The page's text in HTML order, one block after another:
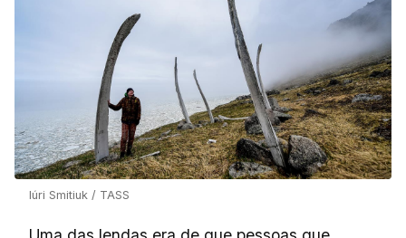
Iúri Smitiuk / TASS